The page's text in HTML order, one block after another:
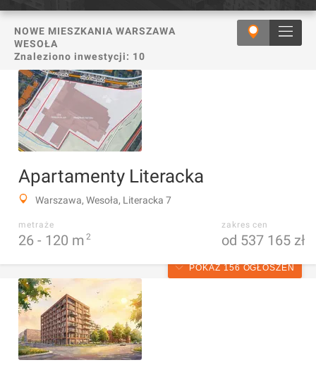
NOWE MIESZKANIA WARSZAWA
WESOŁA
Znaleziono inwestycji: 10
Apartamenty Literacka
Warszawa, Wesoła, Literacka 7
metraże
26 - 120 m 2
zakres cen
od 537 165 zł
POKAŻ 156 OGŁOSZEŃ